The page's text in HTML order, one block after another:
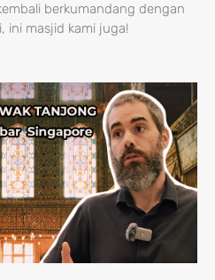
berkumandang dengan
ini masjid kami juga!